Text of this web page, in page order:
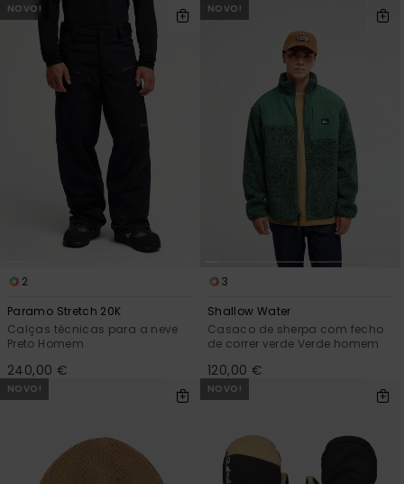
NOVO!
2
Paramo Stretch 20K
Calças técnicas para a neve
Preto Homem
240,00 €
NOVO!
3
Shallow Water
Casaco de sherpa com fecho
de correr verde Verde homem
120,00 €
NOVO! NOVO!